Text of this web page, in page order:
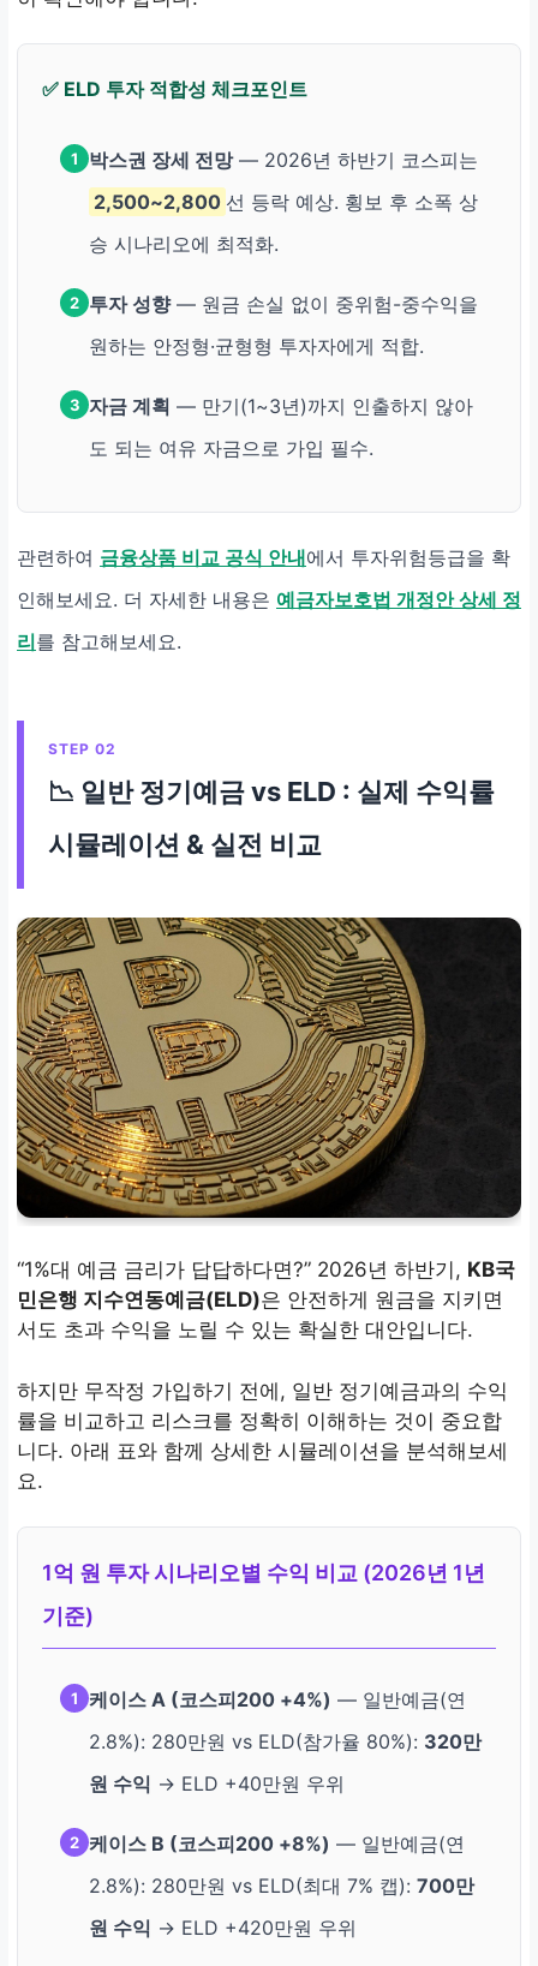
✅ ELD 투자 적합성 체크포인트
1 박스권 장세 전망— 2026년 하반기 코스피는
2,500~2,800 선 등락 예상. 횡보 후 소폭 상
승 시나리오에 최적화.
2 투자 성향— 원금 손실 없이 중위험-중수익을
원하는 안정형·균형형 투자자에게 적합.
3 자금 계획 — 만기(1~3년)까지 인출하지 않아
도 되는 여유 자금으로 가입 필수.
관련하여 금융상품 비교 공식 안내에서 투자위험등급을 확
인해보세요. 더 자세한 내용은 예금자보호법 개정안 상세 정
리를 참고해보세요.
STEP 02
📉 일반 정기예금 vs ELD : 실제 수익률
시뮬레이션 & 실전 비교
“1%대 예금 금리가 답답하다면?” 2026년 하반기, KB국
민은행 지수연동예금(ELD)은 안전하게 원금을 지키면
서도 초과 수익을 노릴 수 있는 확실한 대안입니다.
하지만 무작정 가입하기 전에, 일반 정기예금과의 수익
률을 비교하고 리스크를 정확히 이해하는 것이 중요합
니다. 아래 표와 함께 상세한 시뮬레이션을 분석해보세
요.
1억 원 투자 시나리오별 수익 비교 (2026년 1년
기준)
1 케이스 A (코스피200 +4%) — 일반예금(연
2.8%): 280만원 vs ELD(참가율 80%): 320만
원 수익 → ELD +40만원 우위
2 케이스 B (코스피200 +8%) — 일반예금(연
2.8%): 280만원 vs ELD(최대 7% 캡): 700만
원 수익 → ELD +420만원 우위